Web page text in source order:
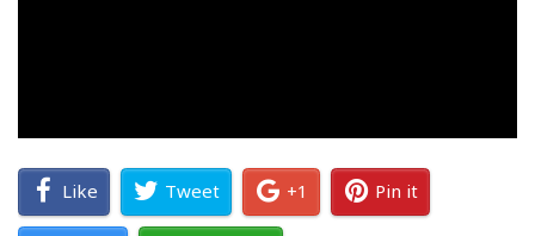
Like Tweet +1 Pin it